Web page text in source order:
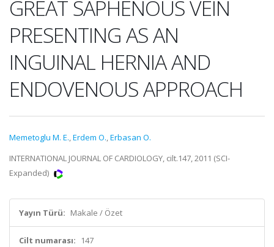
GREAT SAPHENOUS VEIN
PRESENTING AS AN
INGUINAL HERNIA AND
ENDOVENOUS APPROACH
Memetoglu M. E.,Erdem O.,Erbasan O.
INTERNATIONAL JOURNAL OF CARDIOLOGY, cilt.147, 2011 (SCI-
Expanded)
Yayın Türü: Makale / Özet
Cilt numarası: 147